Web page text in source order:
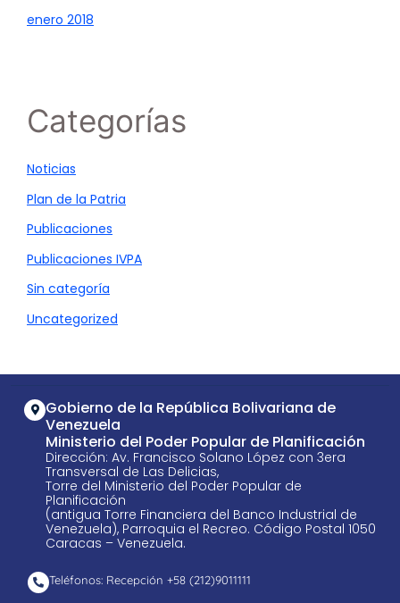
enero 2018
Categorías
Noticias
Plan de la Patria
Publicaciones
Publicaciones IVPA
Sin categoría
Uncategorized
Gobierno de la República Bolivariana de
Venezuela
Ministerio del Poder Popular de Planificación
Dirección: Av. Francisco Solano López con 3era
Transversal de Las Delicias,
Torre del Ministerio del Poder Popular de
Planificación
(antigua Torre Financiera del Banco Industrial de
Venezuela), Parroquia el Recreo. Código Postal 1050
Caracas – Venezuela.
Teléfonos: Recepción +58 ​(212)9011111